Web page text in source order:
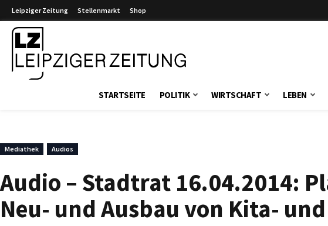
Leipziger Zeitung Stellenmarkt Shop
STARTSEITE POLITIK WIRTSCHAFT LEBEN
Mediathek Audios
Audio – Stadtrat 16.04.2014:
Neu- und Ausbau von Kita-